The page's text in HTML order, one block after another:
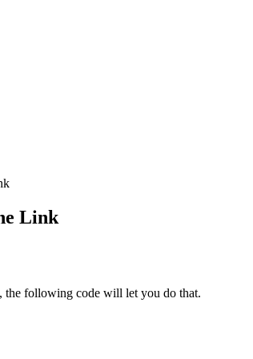
Link
the following code will let you do that.